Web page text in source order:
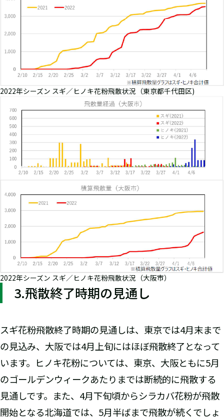
2022年シーズン スギ／ヒノキ花粉飛散状況（東京都千代田区)
2022年シーズン スギ／ヒノキ花粉飛散状況（大阪市）
3.飛散終了時期の見通し
スギ花粉飛散終了時期の見通しは、東京では4月末まで
の見込み、大阪では4月上旬にはほぼ飛散終了となって
います。ヒノキ花粉については、東京、大阪ともに5月
のゴールデンウィークあたりまでは断続的に飛散する
見通しです。また、4月下旬頃からシラカバ花粉が飛散
開始となる北海道では、5月半ばまで飛散が続くでしょ